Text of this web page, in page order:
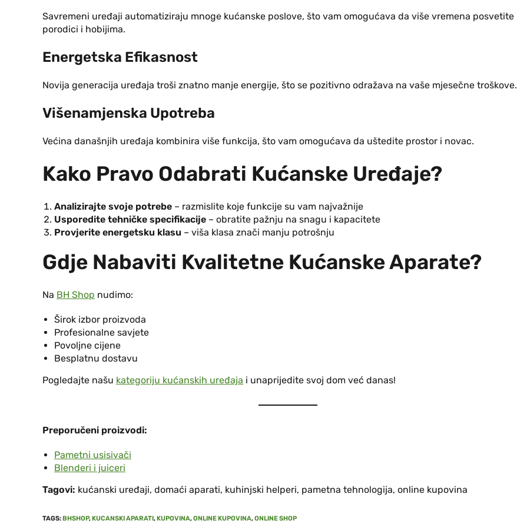
Savremeni uređaji automatiziraju mnoge kućanske poslove, što vam omogućava da više vremena posvetite
porodici i hobijima.
Energetska Efikasnost
Novija generacija uređaja troši znatno manje energije, što se pozitivno odražava na vaše mjesečne troškove.
Višenamjenska Upotreba
Većina današnjih uređaja kombinira više funkcija, što vam omogućava da uštedite prostor i novac.
Kako Pravo Odabrati Kućanske Uređaje?
Analizirajte svoje potrebe – razmislite koje funkcije su vam najvažnije
Usporedite tehničke specifikacije – obratite pažnju na snagu i kapacitete
Provjerite energetsku klasu – viša klasa znači manju potrošnju
Gdje Nabaviti Kvalitetne Kućanske Aparate?
Na BH Shop nudimo:
Širok izbor proizvoda
Profesionalne savjete
Povoljne cijene
Besplatnu dostavu
Pogledajte našu kategoriju kućanskih uređaja i unaprijedite svoj dom već danas!
Preporučeni proizvodi:
Pametni usisivači
Blenderi i juiceri
Tagovi: kućanski uređaji, domaći aparati, kuhinjski helperi, pametna tehnologija, online kupovina
TAGS:BHSHOP,KUCANSKI APARATI,KUPOVINA,ONLINE KUPOVINA,ONLINE SHOP